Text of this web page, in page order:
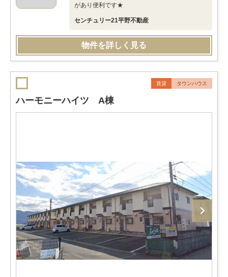
があり便利です★
センチュリー21平野不動産
物件を詳しく見る
賃貸 タウンハウス
ハーモニーハイツ A棟